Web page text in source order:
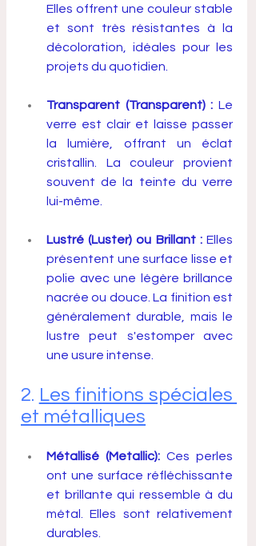
Elles offrent une couleur stable
et sont très résistantes à la
décoloration, idéales pour les
projets du quotidien.
Transparent (Transparent) : Le
verre est clair et laisse passer
la lumière, offrant un éclat
cristallin. La couleur provient
souvent de la teinte du verre
lui-même.
Lustré (Luster) ou Brillant : Elles
présentent une surface lisse et
polie avec une légère brillance
nacrée ou douce. La finition est
généralement durable, mais le
lustre peut s'estomper avec
une usure intense.
2. Les finitions spéciales
et métalliques
Métallisé (Metallic): Ces perles
ont une surface réfléchissante
et brillante qui ressemble à du
métal. Elles sont relativement
durables.